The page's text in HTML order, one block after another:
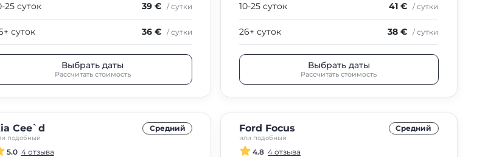
25 суток 39 € / сутки
суток 36 € / сутки
Выбрать даты
Рассчитать стоимость
10-25 суток 41 € / сутки
26+ суток 38 € / сутки
Выбрать даты
Рассчитать стоимость
Cee`d
подобный
Средний
5.0 4 отзыва
Ford Focus
или подобный
Средний
4.8 4 отзыва